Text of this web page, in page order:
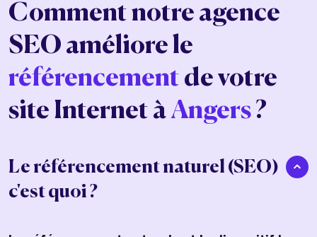
Comment notre agence
SEO améliore le
référencement de votre
site Internet àAngers?
Le référencement naturel (SEO)
c'est quoi ?